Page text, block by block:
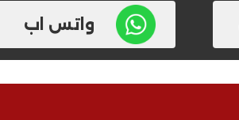
واتس اب